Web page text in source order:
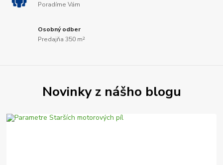
Poradíme Vám
Osobný odber
Predajňa 350 m²
Novinky z nášho blogu